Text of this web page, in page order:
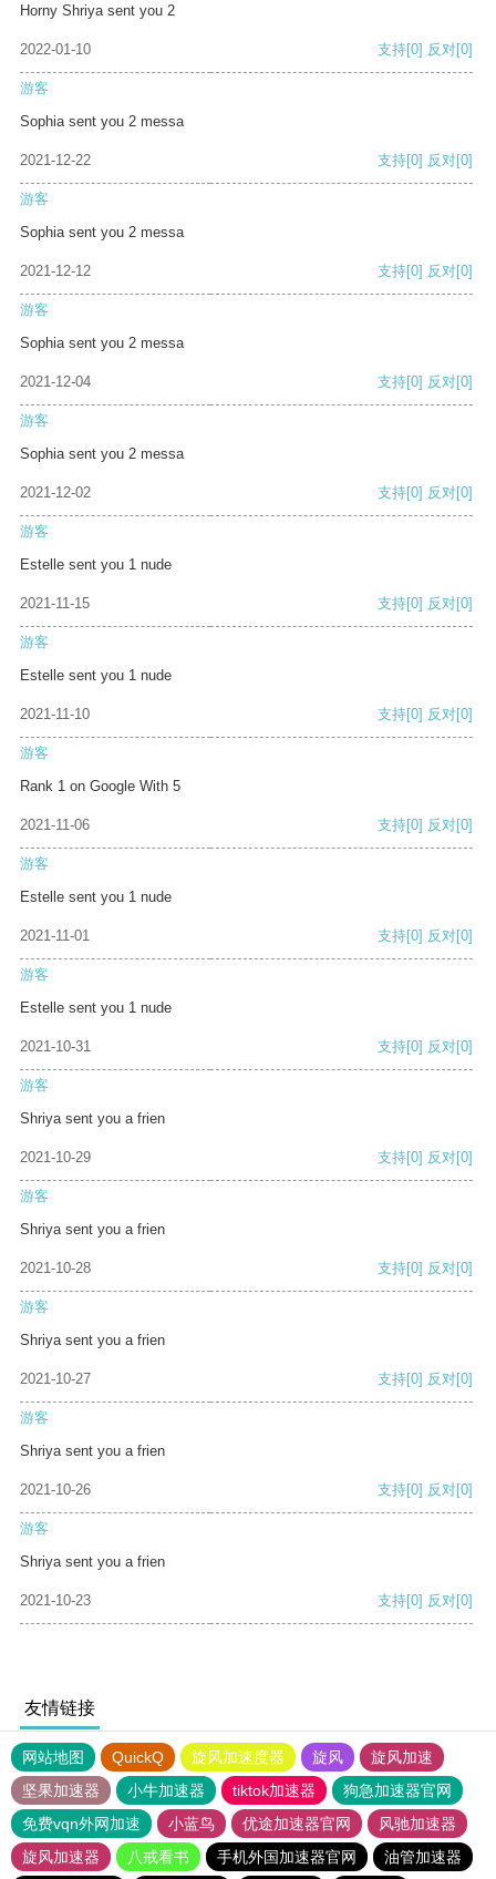
Horny Shriya sent you 2
2022-01-10 支持[0] 反对[0]
游客
Sophia sent you 2 messa
2021-12-22 支持[0] 反对[0]
游客
Sophia sent you 2 messa
2021-12-12 支持[0] 反对[0]
游客
Sophia sent you 2 messa
2021-12-04 支持[0] 反对[0]
游客
Sophia sent you 2 messa
2021-12-02 支持[0] 反对[0]
游客
Estelle sent you 1 nude
2021-11-15 支持[0] 反对[0]
游客
Estelle sent you 1 nude
2021-11-10 支持[0] 反对[0]
游客
Rank 1 on Google With 5
2021-11-06 支持[0] 反对[0]
游客
Estelle sent you 1 nude
2021-11-01 支持[0] 反对[0]
游客
Estelle sent you 1 nude
2021-10-31 支持[0] 反对[0]
游客
Shriya sent you a frien
2021-10-29 支持[0] 反对[0]
游客
Shriya sent you a frien
2021-10-28 支持[0] 反对[0]
游客
Shriya sent you a frien
2021-10-27 支持[0] 反对[0]
游客
Shriya sent you a frien
2021-10-26 支持[0] 反对[0]
游客
Shriya sent you a frien
2021-10-23 支持[0] 反对[0]
友情链接
网站地图 QuickQ 旋风加速度器 旋风
旋风加速
坚果加速器
小牛加速器 tiktok加速器
狗急加速器官网
免费vqn外网加速
小蓝鸟 优途加速器官网
风驰加速器
旋风加速器
八戒看书 手机外国加速器官网 油管加速器